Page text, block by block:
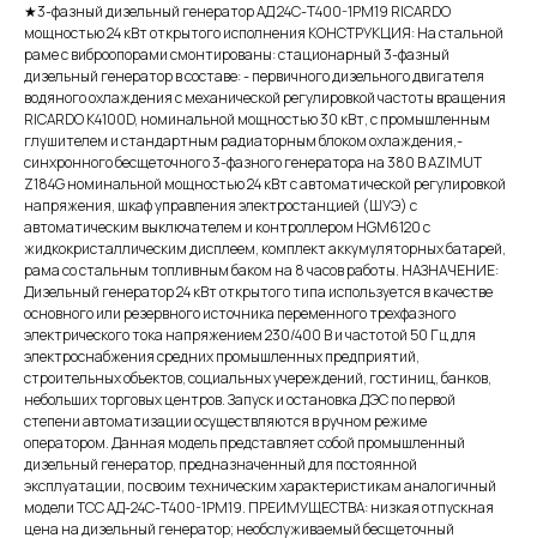
★3-фазный дизельный генератор АД 24С-Т400-1РМ19 RICARDO
мощностью 24 кВт открытого исполнения КОНСТРУКЦИЯ: На стальной
раме с виброопорами смонтированы: стационарный 3-фазный
дизельный генератор в составе: - первичного дизельного двигателя
водяного охлаждения с механической регулировкой частоты вращения
RICARDO K4100D, номинальной мощностью 30 кВт, с промышленным
глушителем и стандартным радиаторным блоком охлаждения,-
синхронного бесщеточного 3-фазного генератора на 380 В AZIMUT
Z184G номинальной мощностью 24 кВт c автоматической регулировкой
напряжения, шкаф управления электростанцией (ШУЭ) с
автоматическим выключателем и контроллером HGM6120 с
жидкокристаллическим дисплеем, комплект аккумуляторных батарей,
рама со стальным топливным баком на 8 часов работы. НАЗНАЧЕНИЕ:
Дизельный генератор 24 кВт открытого типа используется в качестве
основного или резервного источника переменного трехфазного
электрического тока напряжением 230/400 В и частотой 50 Гц для
электроснабжения средних промышленных предприятий,
строительных объектов, социальных учереждений, гостиниц, банков,
небольших торговых центров. Запуск и остановка ДЭС по первой
степени автоматизации осуществляются в ручном режиме
оператором. Данная модель представляет собой промышленный
дизельный генератор, предназначенный для постоянной
эксплуатации, по своим техническим характеристикам аналогичный
модели ТСС АД-24С-Т400-1РМ19. ПРЕИМУЩЕСТВА: низкая отпускная
цена на дизельный генератор; необслуживаемый бесщеточный